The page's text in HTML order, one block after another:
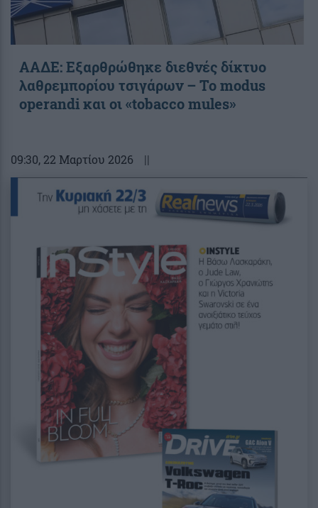
ΑΑΔΕ: Εξαρθρώθηκε διεθνές δίκτυο
λαθρεμπορίου τσιγάρων – Το modus
operandi και οι «tobacco mules»
09:30, 22 Μαρτίου 2026 ||